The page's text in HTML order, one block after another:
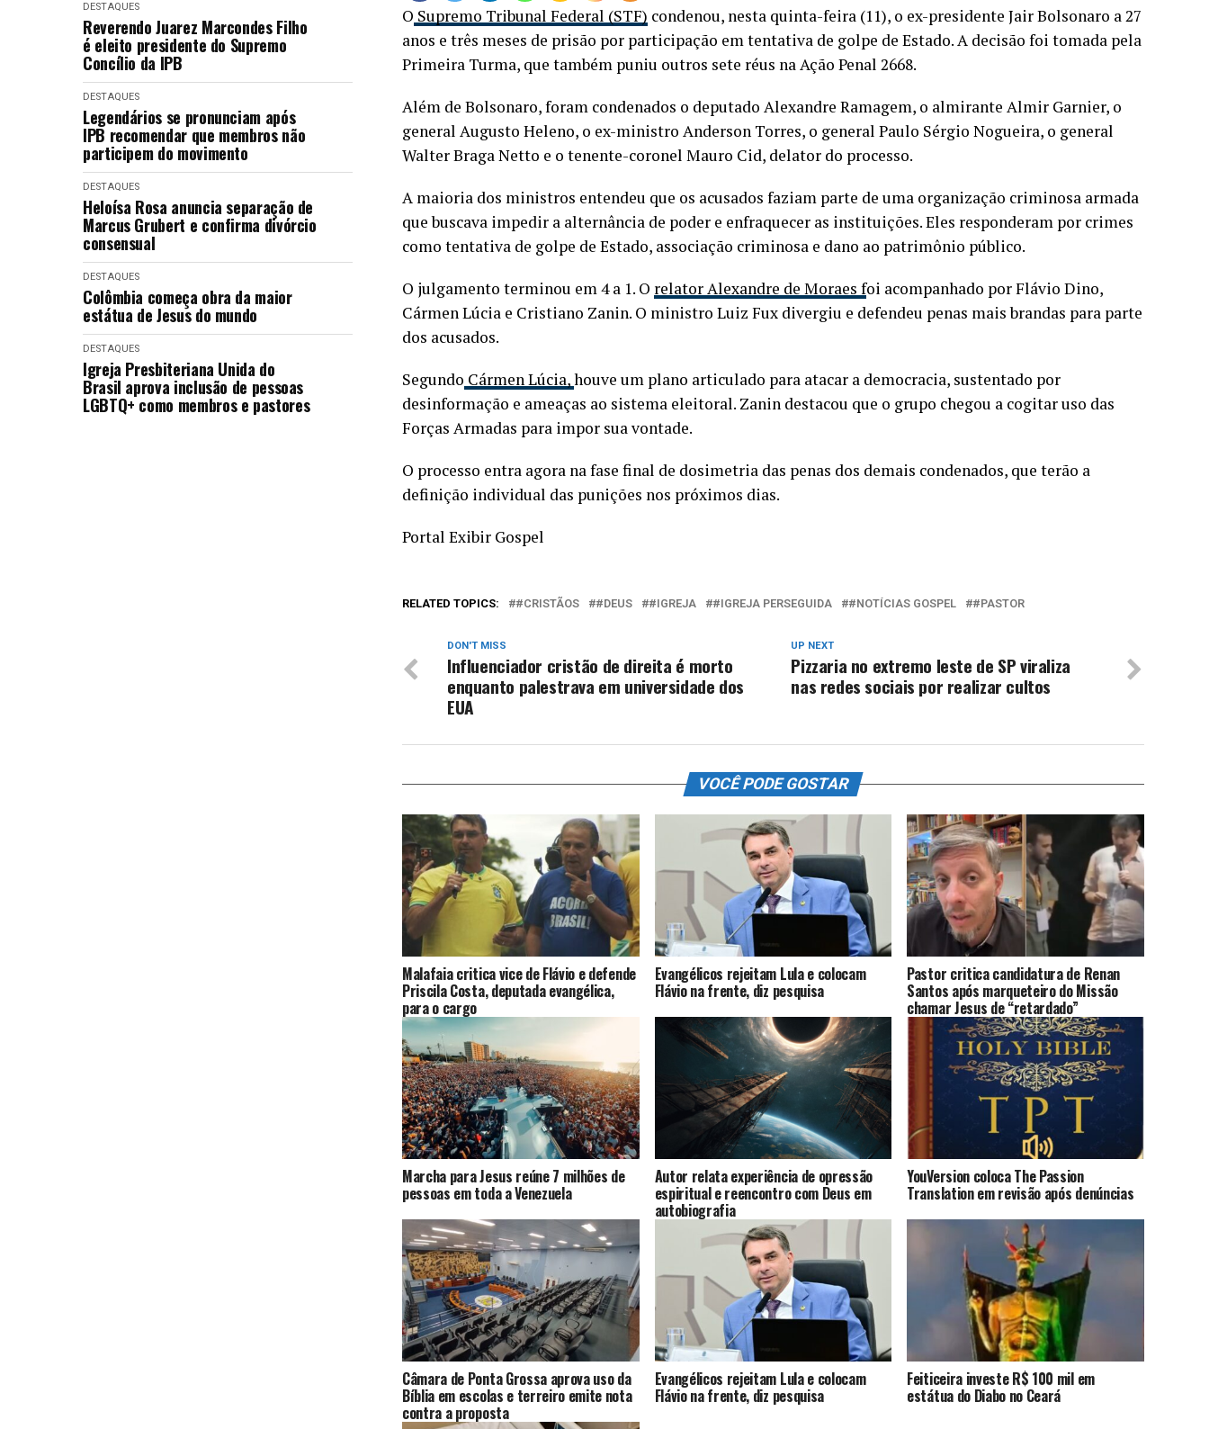
DESTAQUES
Reverendo Juarez Marcondes Filho
é eleito presidente do Supremo
Concílio da IPB
DESTAQUES
Legendários se pronunciam após
IPB recomendar que membros não
participem do movimento
DESTAQUES
Heloísa Rosa anuncia separação de
Marcus Grubert e confirma divórcio
consensual
DESTAQUES
Colômbia começa obra da maior
estátua de Jesus do mundo
DESTAQUES
Igreja Presbiteriana Unida do
Brasil aprova inclusão de pessoas
LGBTQ+ como membros e pastores
O Supremo Tribunal Federal (STF) condenou, nesta quinta-feira (11), o ex-presidente Jair Bolsonaro a 27
anos e três meses de prisão por participação em tentativa de golpe de Estado. A decisão foi tomada pela
Primeira Turma, que também puniu outros sete réus na Ação Penal 2668.
Além de Bolsonaro, foram condenados o deputado Alexandre Ramagem, o almirante Almir Garnier, o
general Augusto Heleno, o ex-ministro Anderson Torres, o general Paulo Sérgio Nogueira, o general
Walter Braga Netto e o tenente-coronel Mauro Cid, delator do processo.
A maioria dos ministros entendeu que os acusados faziam parte de uma organização criminosa armada
que buscava impedir a alternância de poder e enfraquecer as instituições. Eles responderam por crimes
como tentativa de golpe de Estado, associação criminosa e dano ao patrimônio público.
O julgamento terminou em 4 a 1. O relator Alexandre de Moraes foi acompanhado por Flávio Dino,
Cármen Lúcia e Cristiano Zanin. O ministro Luiz Fux divergiu e defendeu penas mais brandas para parte
dos acusados.
Segundo Cármen Lúcia,houve um plano articulado para atacar a democracia, sustentado por
desinformação e ameaças ao sistema eleitoral. Zanin destacou que o grupo chegou a cogitar uso das
Forças Armadas para impor sua vontade.
O processo entra agora na fase final de dosimetria das penas dos demais condenados, que terão a
definição individual das punições nos próximos dias.
Portal Exibir Gospel
RELATED TOPICS: #CRISTÃOS #DEUS #IGREJA #IGREJA PERSEGUIDA #NOTÍCIAS GOSPEL #PASTOR
UP NEXT
Pizzaria no extremo leste de SP viraliza
nas redes sociais por realizar cultos
DON'T MISS
Influenciador cristão de direita é morto
enquanto palestrava em universidade dos
EUA
VOCÊ PODE GOSTAR
Malafaia critica vice de Flávio e defende
Priscila Costa, deputada evangélica,
para o cargo
Evangélicos rejeitam Lula e colocam
Flávio na frente, diz pesquisa
Pastor critica candidatura de Renan
Santos após marqueteiro do Missão
chamar Jesus de “retardado”
Marcha para Jesus reúne 7 milhões de
pessoas em toda a Venezuela
Autor relata experiência de opressão
espiritual e reencontro com Deus em
autobiografia
YouVersion coloca The Passion
Translation em revisão após denúncias
Câmara de Ponta Grossa aprova uso da
Bíblia em escolas e terreiro emite nota
contra a proposta
Evangélicos rejeitam Lula e colocam
Flávio na frente, diz pesquisa
Feiticeira investe R$ 100 mil em
estátua do Diabo no Ceará